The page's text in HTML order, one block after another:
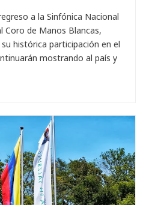
a la Sinfónica Nacional
Coro de Manos Blancas,
histórica participación en el
mostrando al país y